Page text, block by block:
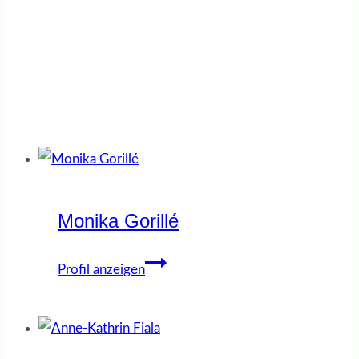
Monika Gorillé
Profil anzeigenMonika